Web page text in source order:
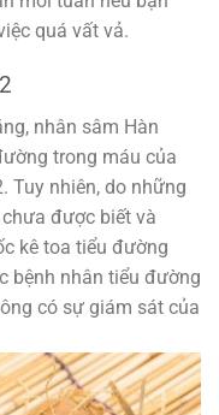
quá vất vả.
nhân sâm Hàn
trong máu của
Tuy nhiên, do những
được biết và
kê toa tiểu đường
bệnh nhân tiểu đường
có sự giám sát của